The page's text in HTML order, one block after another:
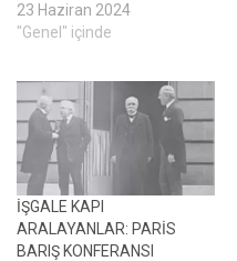
23 Haziran 2024
"Genel" içinde
İŞGALE KAPI
ARALAYANLAR: PARİS
BARIŞ KONFERANSI